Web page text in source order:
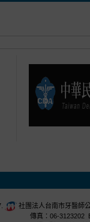
社團法人台南市牙醫師
傳真：06-3123202